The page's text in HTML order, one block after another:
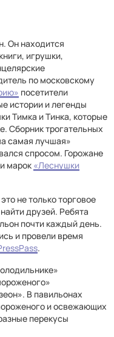
Он находится
игрушки,
по московскому
посетители
истории и легенды
Тимка и Тинка, которые
Сборник трогательных
самая лучшая»
спросом. Горожане
марок «Леснушки
не только торговое
друзей. Ребята
почти каждый день.
и провели время
.
В павильонах
и освежающих
перекусы